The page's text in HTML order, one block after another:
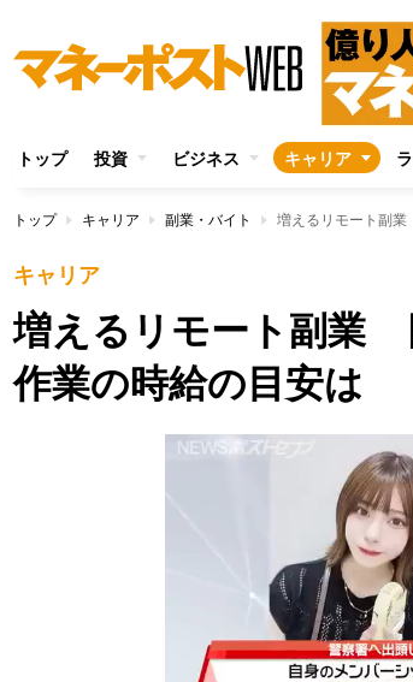
トップ 投資 ビジネス キャリア
トップ キャリア 副業・バイト 増えるリモート副
キャリア
増えるリモート副業
作業の時給の目安は